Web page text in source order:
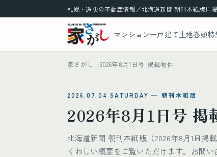
札幌・道央の不動産情報／北海道新聞 朝刊本紙版に
マンション一戸建て土地巻頭特
家さがし 2026年8月1日号 掲載物件
2026.07.04 SATURDAY ─ 朝刊本紙版
2026年8月1日号 掲
北海道新聞 朝刊本紙版（2026年8月1日掲
くわしい概要をご覧いただけます。お問